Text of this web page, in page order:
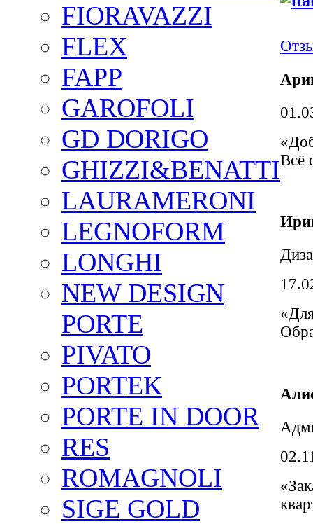
FIORAVAZZI
FLEX
FAPP
GAROFOLI
GD DORIGO
GHIZZI&BENATTI
LAURAMERONI
LEGNOFORM
LONGHI
NEW DESIGN
PORTE
PIVATO
PORTEK
PORTE IN DOOR
RES
ROMAGNOLI
SIGE GOLD
Всё